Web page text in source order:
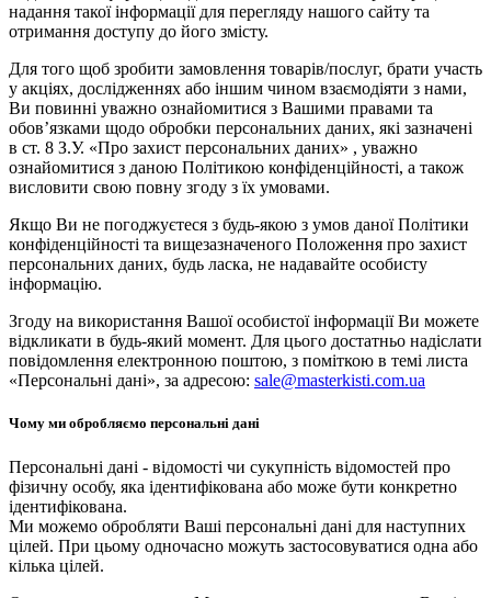
надання такої інформації для перегляду нашого сайту та
отримання доступу до його змісту.
Для того щоб зробити замовлення товарів/послуг, брати участь
у акціях, дослідженнях або іншим чином взаємодіяти з нами,
Ви повинні уважно ознайомитися з Вашими правами та
обов’язками щодо обробки персональних даних, які зазначені
в ст. 8 З.У. «Про захист персональних даних» , уважно
ознайомитися з даною Політикою конфіденційності, а також
висловити свою повну згоду з їх умовами.
Якщо Ви не погоджуєтеся з будь-якою з умов даної Політики
конфіденційності та вищезазначеного Положення про захист
персональних даних, будь ласка, не надавайте особисту
інформацію.
Згоду на використання Вашої особистої інформації Ви можете
відкликати в будь-який момент. Для цього достатньо надіслати
повідомлення електронною поштою, з поміткою в темі листа
«Персональні дані», за адресою: sale@masterkisti.com.ua
Чому ми обробляємо персональні дані
Персональні дані - відомості чи сукупність відомостей про
фізичну особу, яка ідентифікована або може бути конкретно
ідентифікована.
Ми можемо обробляти Ваші персональні дані для наступних
цілей. При цьому одночасно можуть застосовуватися одна або
кілька цілей.